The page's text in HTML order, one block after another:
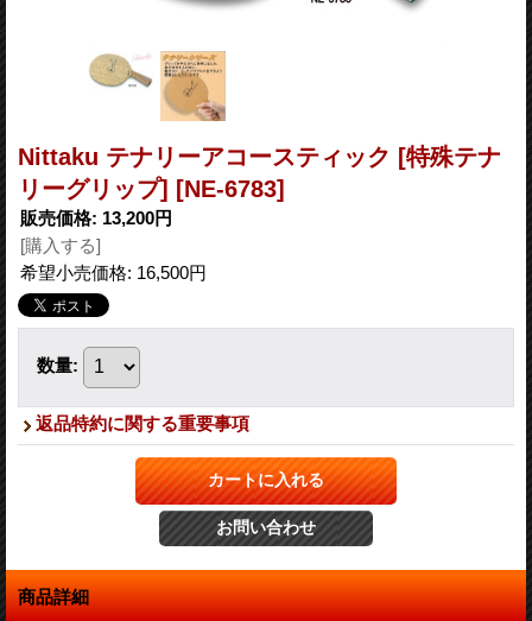
Nittaku テナリーアコースティック [特殊テナ
リーグリップ] [NE-6783]
販売価格: 13,200円
[購入する]
希望小売価格: 16,500円
数量:
返品特約に関する重要事項
商品詳細